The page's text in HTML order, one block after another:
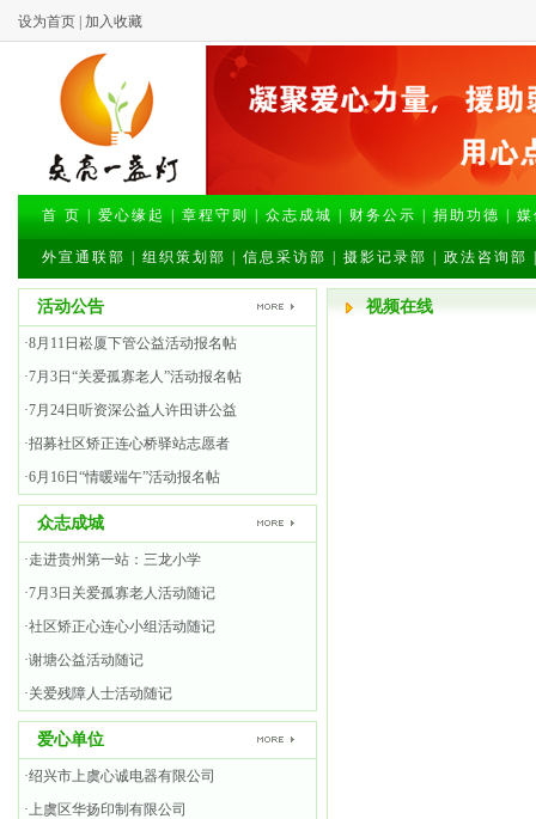
设为首页 加入收藏
首 页 爱心缘起 章程守则 众志成城 财务公示 捐助功德
外宣通联部 组织策划部 信息采访部 摄影记录部 政法咨询部
活动公告
·8月11日崧厦下管公益活动报名帖
·7月3日“关爱孤寡老人”活动报名帖
·7月24日听资深公益人许田讲公益
·招募社区矫正连心桥驿站志愿者
·6月16日“情暖端午”活动报名帖
众志成城
·走进贵州第一站：三龙小学
·7月3日关爱孤寡老人活动随记
·社区矫正心连心小组活动随记
·谢塘公益活动随记
·关爱残障人士活动随记
爱心单位
·绍兴市上虞心诚电器有限公司
·上虞区华扬印制有限公司
视频在线